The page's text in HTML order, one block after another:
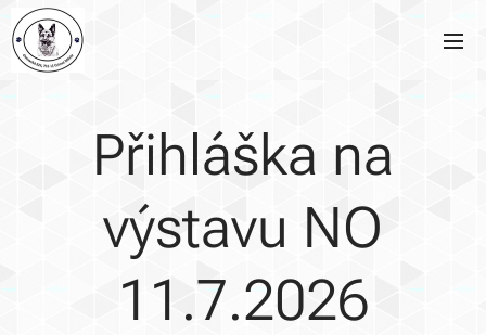
Přihláška na
výstavu NO
11.7.2026